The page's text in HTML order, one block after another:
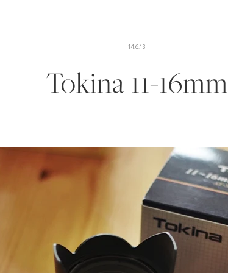
14.6.13
Tokina 11-16mm